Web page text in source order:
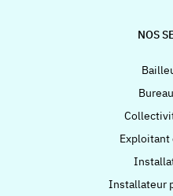
NOS
Exploitant
Installateur